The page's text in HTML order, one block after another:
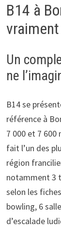
B14 à
Un
ne
B14 se
référence à
7 000 et 7 600
fait l’un des
région
notamment 3
selon les
bowling, 6
d’escalade